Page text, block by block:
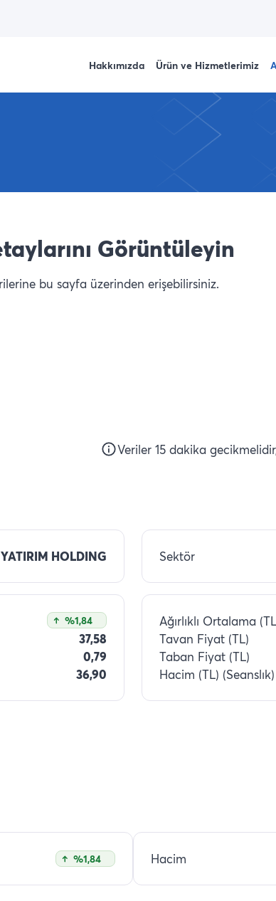
Hakkımızda Ürün ve Hizmetlerimiz
Görüntüleyin
bu sayfa üzerinden erişebilirsiniz.
Veriler 15 dakika
HOLDING Sektör
%1,84
37,58
0,79
36,90
Ağırlıklı Ortalama
Tavan Fiyat (TL)
Taban Fiyat (TL)
Hacim (TL) (Seanslık)
%1,84 Hacim